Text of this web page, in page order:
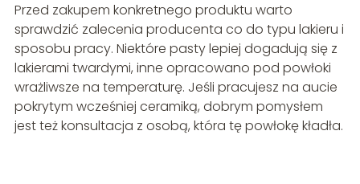
Przed zakupem konkretnego produktu warto
sprawdzić zalecenia producenta co do typu lakieru i
sposobu pracy. Niektóre pasty lepiej dogadują się z
lakierami twardymi, inne opracowano pod powłoki
wrażliwsze na temperaturę. Jeśli pracujesz na aucie
pokrytym wcześniej ceramiką, dobrym pomysłem
jest też konsultacja z osobą, która tę powłokę kładła.